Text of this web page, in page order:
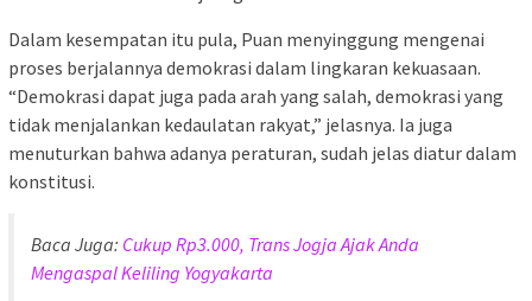
Dalam kesempatan itu pula, Puan menyinggung mengenai
proses berjalannya demokrasi dalam lingkaran kekuasaan.
“Demokrasi dapat juga pada arah yang salah, demokrasi yang
tidak menjalankan kedaulatan rakyat,” jelasnya. Ia juga
menuturkan bahwa adanya peraturan, sudah jelas diatur dalam
konstitusi.
Baca Juga: Cukup Rp3.000, Trans Jogja Ajak Anda
Mengaspal Keliling Yogyakarta